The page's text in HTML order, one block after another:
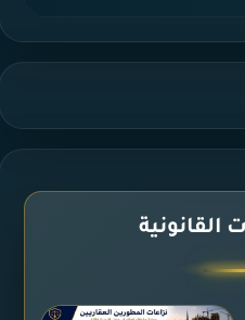
القانونية